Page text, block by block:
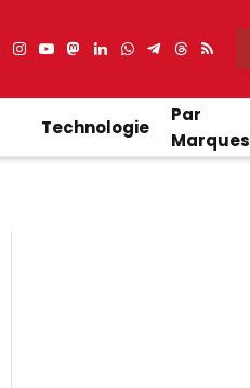
Instagram
YouTube
Mastodon
LinkedIn
WhatsApp
Partager
Telegram
Threads
RSS
Technologie
Par
Marques